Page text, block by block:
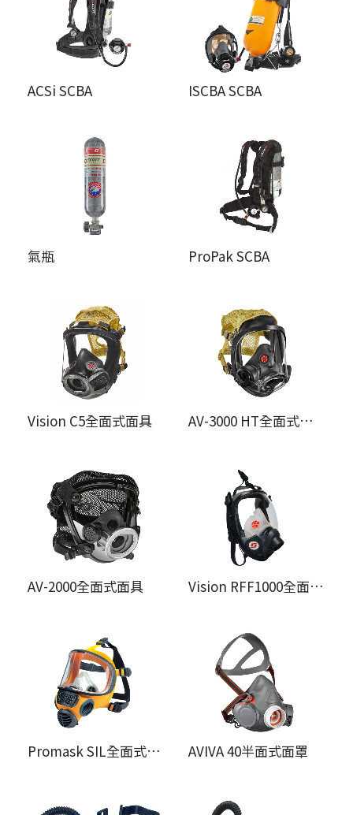
ACSi SCBA ISCBA SCBA
氣瓶 ProPak SCBA
Vision C5全面式面具 AV-3000 HT全面式面具
AV-2000全面式面具 Vision RFF1000全面式面罩
Promask SIL全面式面罩 AVIVA 40半面式面罩